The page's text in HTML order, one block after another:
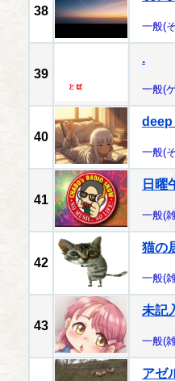
38
一般(
39
.
一般(
40
一般(
41
日曜
一般(
42
猫の
一般(
43
未記
一般(
アゼ